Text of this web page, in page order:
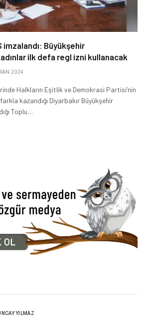
imzalandı: Büyükşehir
ilk defa regl izni kullanacak
2024
Halkların Eşitlik ve Demokrasi Partisi’nin
kazandığı Diyarbakır Büyükşehir
Toplu…
YILMAZ